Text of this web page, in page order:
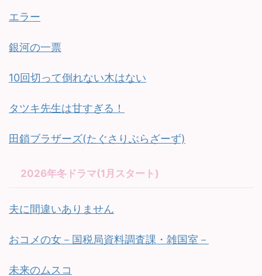
エラー
銀河の一票
10回切って倒れない木はない
タツキ先生は甘すぎる！
田鎖ブラザーズ(たぐさりぶらざーず)
2026年冬ドラマ(1月スタート)
夫に間違いありません
おコメの女－国税局資料調査課・雑国室－
未来のムスコ